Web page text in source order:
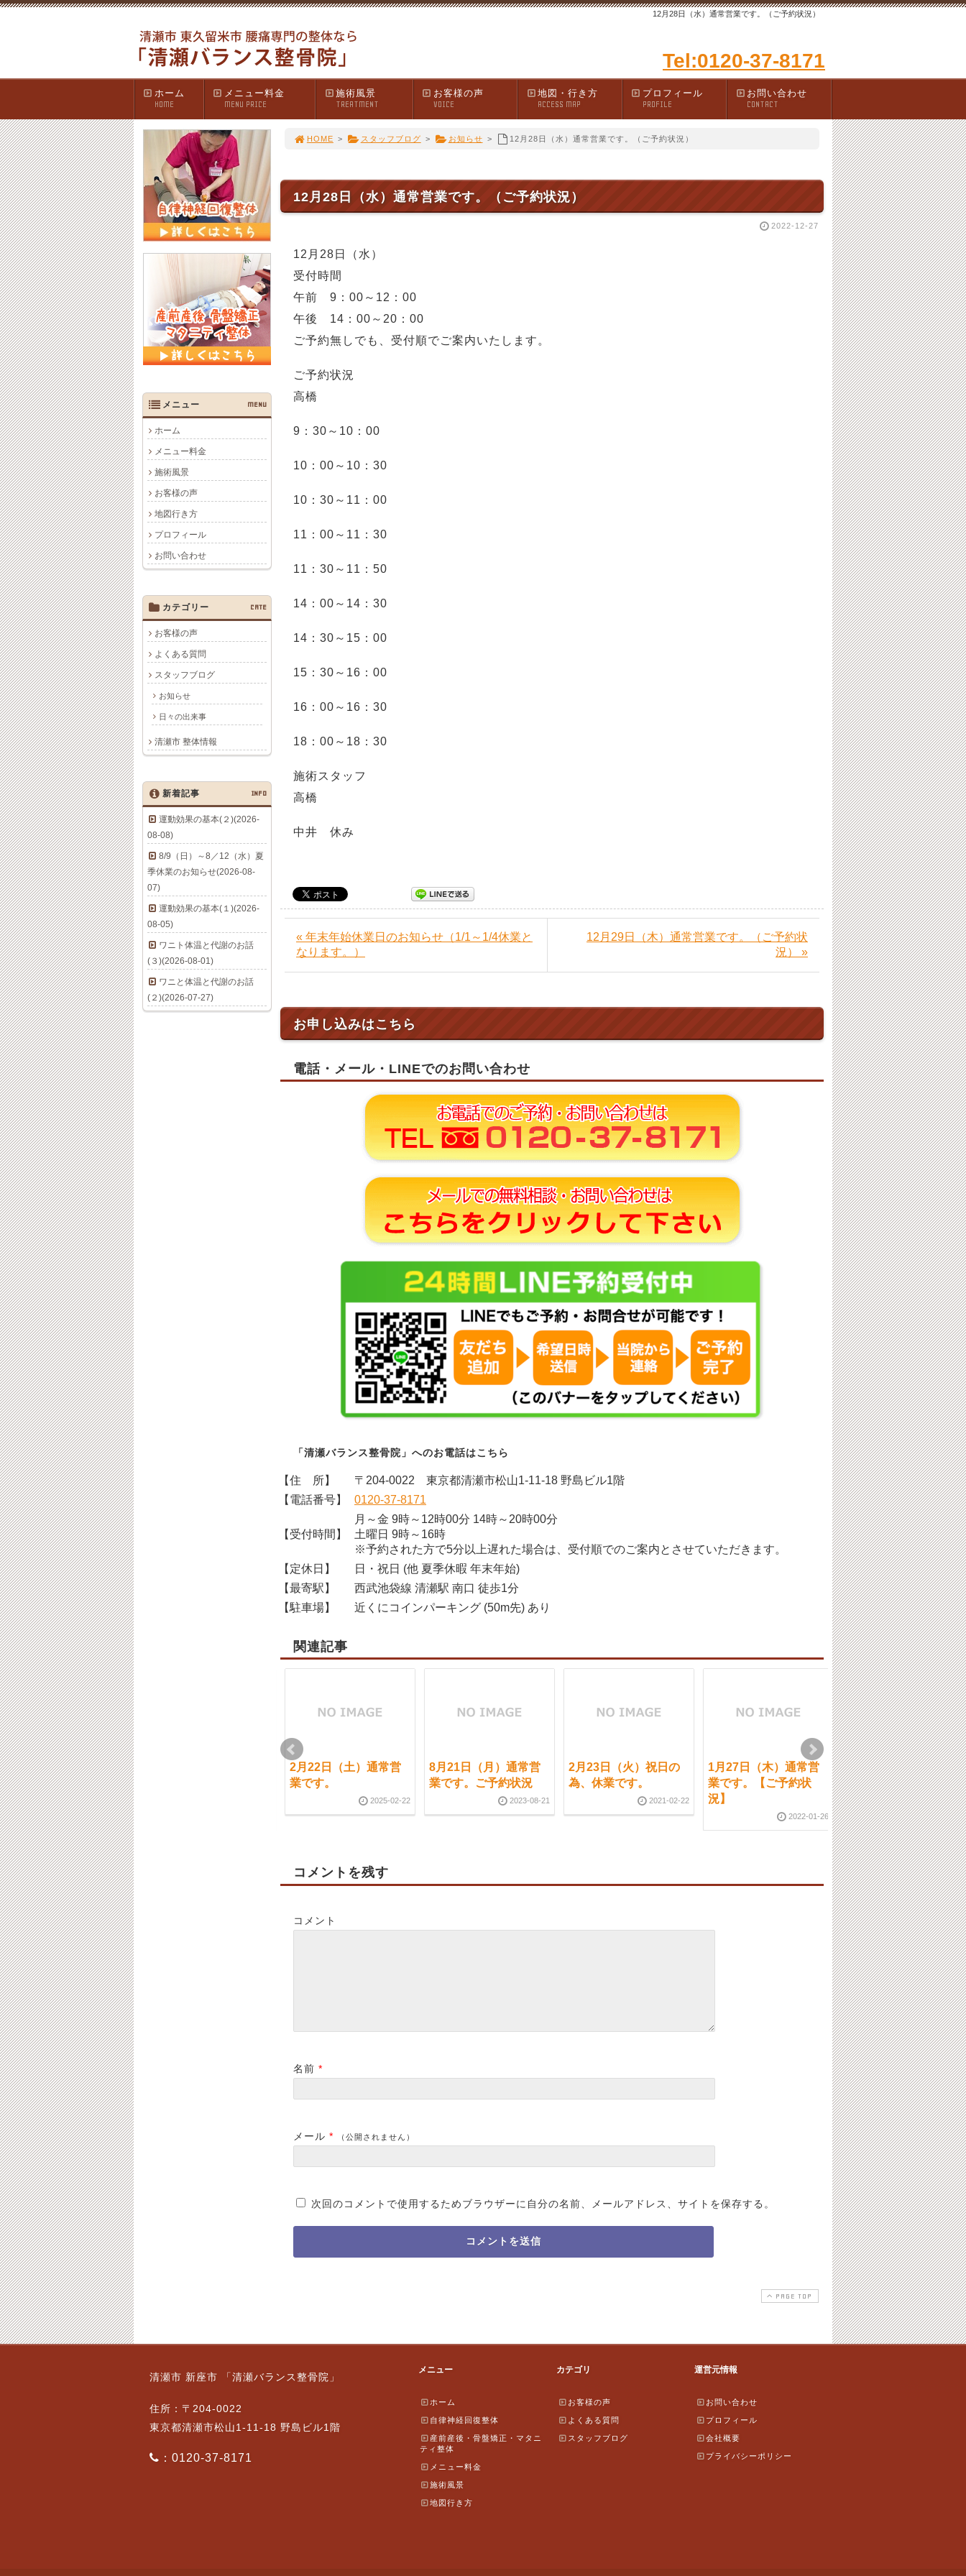
12月28日（水）通常営業です。（ご予約状況）
Tel:0120-37-8171
ホーム
HOME
メニュー料金
MENU PRICE
施術風景
TREATMENT
お客様の声
VOICE
地図・行き方
ACCESS MAP
プロフィール
PROFILE
お問い合わせ
CONTACT
HOME > スタッフブログ > お知らせ > 12月28日（水）通常営業です。（ご予約状況）
12月28日（水）通常営業です。（ご予約状況）
2022-12-27
12月28日（水）
受付時間
午前 9：00～12：00
午後 14：00～20：00
ご予約無しでも、受付順でご案内いたします。
ご予約状況
高橋
9：30～10：00
10：00～10：30
10：30～11：00
11：00～11：30
11：30～11：50
14：00～14：30
14：30～15：00
15：30～16：00
16：00～16：30
18：00～18：30
施術スタッフ
高橋
中井 休み
« 年末年始休業日のお知らせ（1/1～1/4休業と
なります。）
12月29日（木）通常営業です。（ご予約状
況） »
お申し込みはこちら
電話・メール・LINEでのお問い合わせ
「清瀬バランス整骨院」へのお電話はこちら
【住 所】
〒204-0022 東京都清瀬市松山1-11-18 野島ビル1階
【電話番号】
0120-37-8171
【受付時間】
月～金 9時～12時00分 14時～20時00分
土曜日 9時～16時
※予約された方で5分以上遅れた場合は、受付順でのご案内とさせていただきます。
【定休日】
日・祝日 (他 夏季休暇 年末年始)
【最寄駅】
西武池袋線 清瀬駅 南口 徒歩1分
【駐車場】
近くにコインパーキング (50m先) あり
関連記事
2月21日（水）通常営
業です。ご予約状況
2024-02-21
2月22日（土）通常営
業です。
2025-02-22
8月21日（月）通常営
業です。ご予約状況
2023-08-21
2月23日（火）祝日の
為、休業です。
2021-02-22
1月27日（木）通常営
業です。【ご予約状
況】
2022-01-26
6月28日（水）通常営
業です。ご予約状況
2023-06-
1月27日（木）通常営
業です。【ご予約状
況】
2022-01-26
コメントを残す
コメント
名前 *
メール * （公開されません）
次回のコメントで使用するためブラウザーに自分の名前、メールアドレス、サイトを保存する。
PAGE TOP
メニュー MENU
ホーム
メニュー料金
施術風景
お客様の声
地図行き方
プロフィール
お問い合わせ
カテゴリー CATE
お客様の声
よくある質問
スタッフブログ
お知らせ
日々の出来事
清瀬市 整体情報
新着記事 INFO
運動効果の基本(２)(2026-
08-08)
8/9（日）～8／12（水）夏
季休業のお知らせ(2026-08-
07)
運動効果の基本(１)(2026-
08-05)
ワニト体温と代謝のお話
(３)(2026-08-01)
ワニと体温と代謝のお話
(２)(2026-07-27)
清瀬市 新座市 「清瀬バランス整骨院」
住所：〒204-0022
東京都清瀬市松山1-11-18 野島ビル1階
：0120-37-8171
メニュー
ホーム
自律神経回復整体
産前産後・骨盤矯正・マタニ
ティ整体
メニュー料金
施術風景
地図行き方
カテゴリ
お客様の声
よくある質問
スタッフブログ
運営元情報
お問い合わせ
プロフィール
会社概要
プライバシーポリシー